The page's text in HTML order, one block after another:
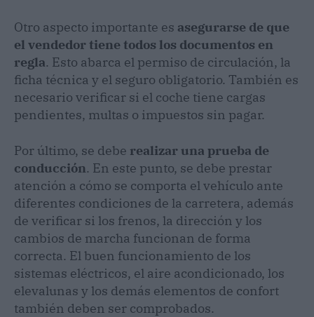
Otro aspecto importante es asegurarse de que
el vendedor tiene todos los documentos en
regla. Esto abarca el permiso de circulación, la
ficha técnica y el seguro obligatorio. También es
necesario verificar si el coche tiene cargas
pendientes, multas o impuestos sin pagar.
Por último, se debe realizar una prueba de
conducción. En este punto, se debe prestar
atención a cómo se comporta el vehículo ante
diferentes condiciones de la carretera, además
de verificar si los frenos, la dirección y los
cambios de marcha funcionan de forma
correcta. El buen funcionamiento de los
sistemas eléctricos, el aire acondicionado, los
elevalunas y los demás elementos de confort
también deben ser comprobados.